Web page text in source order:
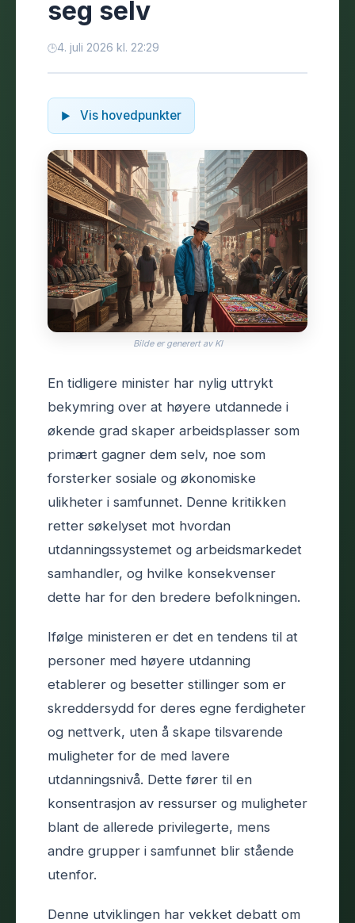
seg selv
4. juli 2026 kl. 22:29
Vis hovedpunkter
Bilde er generert av KI
En tidligere minister har nylig uttrykt
bekymring over at høyere utdannede i
økende grad skaper arbeidsplasser som
primært gagner dem selv, noe som
forsterker sosiale og økonomiske
ulikheter i samfunnet. Denne kritikken
retter søkelyset mot hvordan
utdanningssystemet og arbeidsmarkedet
samhandler, og hvilke konsekvenser
dette har for den bredere befolkningen.
Ifølge ministeren er det en tendens til at
personer med høyere utdanning
etablerer og besetter stillinger som er
skreddersydd for deres egne ferdigheter
og nettverk, uten å skape tilsvarende
muligheter for de med lavere
utdanningsnivå. Dette fører til en
konsentrasjon av ressurser og muligheter
blant de allerede privilegerte, mens
andre grupper i samfunnet blir stående
utenfor.
Denne utviklingen har vekket debatt om